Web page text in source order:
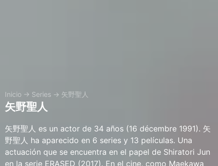
Inicio → Series → 矢野聖人
矢野聖人
矢野聖人 es un actor de 34 años (16 décembre 1991). 矢
野聖人 ha aparecido en 6 series y 13 películas. Una
actuación que se encuentra en el papel de Shiratori Jun
en la serie ERASED (2017). En el cine, como Maekawa